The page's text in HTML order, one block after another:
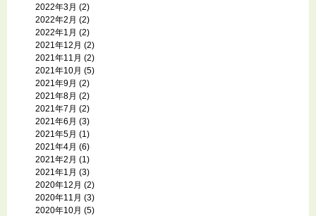
2022年3月 (2)
2022年2月 (2)
2022年1月 (2)
2021年12月 (2)
2021年11月 (2)
2021年10月 (5)
2021年9月 (2)
2021年8月 (2)
2021年7月 (2)
2021年6月 (3)
2021年5月 (1)
2021年4月 (6)
2021年2月 (1)
2021年1月 (3)
2020年12月 (2)
2020年11月 (3)
2020年10月 (5)